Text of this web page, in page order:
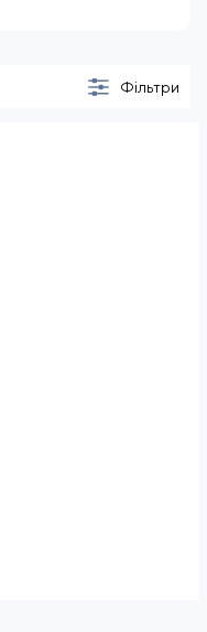
Фільтри